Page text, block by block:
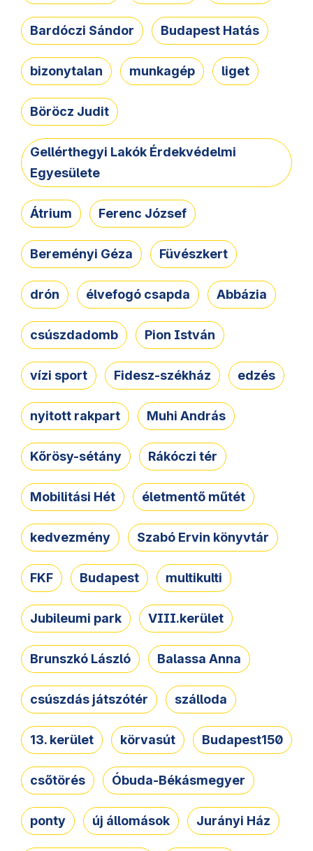
Bardóczi Sándor Budapest Hatás
bizonytalan munkagép liget
Böröcz Judit
Gellérthegyi Lakók Érdekvédelmi
Egyesülete
Átrium Ferenc József
Bereményi Géza Füvészkert
drón élvefogó csapda Abbázia
csúszdadomb Pion István
vízi sport Fidesz-székház edzés
nyitott rakpart Muhi András
Kőrösy-sétány Rákóczi tér
Mobilitási Hét életmentő műtét
kedvezmény Szabó Ervin könyvtár
FKF Budapest multikulti
Jubileumi park VIII.kerület
Brunszkó László Balassa Anna
csúszdás játszótér szálloda
13. kerület körvasút Budapest150
csőtörés Óbuda-Békásmegyer
ponty új állomások Jurányi Ház